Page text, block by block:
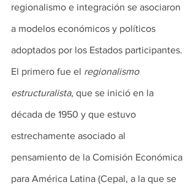
regionalismo e integración se asociaron
a modelos económicos y políticos
adoptados por los Estados participantes.
El primero fue el regionalismo
estructuralista, que se inició en la
década de 1950 y que estuvo
estrechamente asociado al
pensamiento de la Comisión Económica
para América Latina (Cepal, a la que se